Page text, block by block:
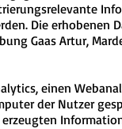
Die erhobenen
Gaas Artur,
einen
der Nutzer